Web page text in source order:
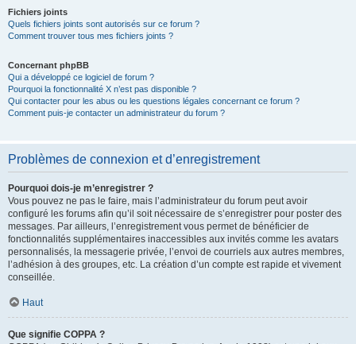
Fichiers joints
Quels fichiers joints sont autorisés sur ce forum ?
Comment trouver tous mes fichiers joints ?
Concernant phpBB
Qui a développé ce logiciel de forum ?
Pourquoi la fonctionnalité X n’est pas disponible ?
Qui contacter pour les abus ou les questions légales concernant ce forum ?
Comment puis-je contacter un administrateur du forum ?
Problèmes de connexion et d’enregistrement
Pourquoi dois-je m’enregistrer ?
Vous pouvez ne pas le faire, mais l’administrateur du forum peut avoir
configuré les forums afin qu’il soit nécessaire de s’enregistrer pour poster des
messages. Par ailleurs, l’enregistrement vous permet de bénéficier de
fonctionnalités supplémentaires inaccessibles aux invités comme les avatars
personnalisés, la messagerie privée, l’envoi de courriels aux autres membres,
l’adhésion à des groupes, etc. La création d’un compte est rapide et vivement
conseillée.
Haut
Que signifie COPPA ?